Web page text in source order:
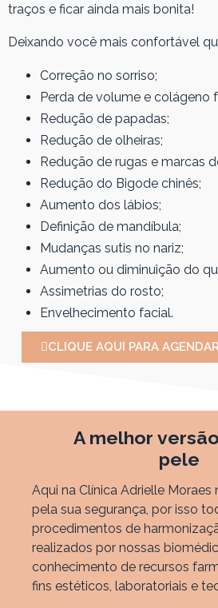
traços e ficar ainda mais bonita!
Deixando você mais confortável
Correção no sorriso;
Perda de volume e colágeno
Redução de papadas;
Redução de olheiras;
Redução de rugas e marcas
Redução do Bigode chinês;
Aumento dos lábios;
Definição de mandíbula;
Mudanças sutis no nariz;
Aumento ou diminuição do
Assimetrias do rosto;
Envelhecimento facial.
CLIQUE AQUI PARA
A melhor
pele
Aqui na Clínica Adrielle Moraes
pela sua segurança, por isso
procedimentos de
realizados por nossas
conhecimento de recursos
fins estéticos, laboratoriais e